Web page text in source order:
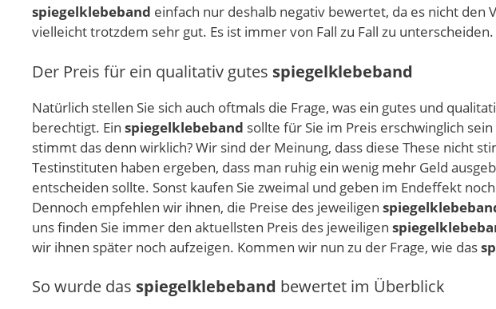
spiegelklebeband einfach nur deshalb negativ bewertet, da es nicht den
vielleicht trotzdem sehr gut. Es ist immer von Fall zu Fall zu
Der Preis für ein qualitativ gutes spiegelklebeband
Natürlich stellen Sie sich auch oftmals die Frage, was ein gutes und
berechtigt. Ein spiegelklebeband sollte für Sie im Preis erschwinglich
stimmt das denn wirklich? Wir sind der Meinung, dass diese These nicht
Testinstituten haben ergeben, dass man ruhig ein wenig mehr Geld
entscheiden sollte. Sonst kaufen Sie zweimal und geben im Endeffekt
Dennoch empfehlen wir ihnen, die Preise des jeweiligen
uns finden Sie immer den aktuellsten Preis des jeweiligen
wir ihnen später noch aufzeigen. Kommen wir nun zu der Frage, wie das
So wurde das spiegelklebeband bewertet im Überblick